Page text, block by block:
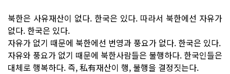
북한은 사유재산이 없다. 한국은 있다. 따라서 북한에선 자유가
없다. 한국은 있다.
자유가 없기 때문에 북한에선 번영과 풍요가 없다. 한국은 있다.
자유와 풍요가 없기 때문에 북한사람들은 불행하다. 한국인들은
대체로 행복하다. 즉, 私有재산이 행, 불행을 결정짓는다.